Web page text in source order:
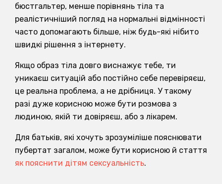
бюстгальтер, менше порівнянь тіла та
реалістичніший погляд на нормальні відмінності
часто допомагають більше, ніж будь-які нібито
швидкі рішення з інтернету.
Якщо образ тіла довго виснажує тебе, ти
уникаєш ситуацій або постійно себе перевіряєш,
це реальна проблема, а не дрібниця. У такому
разі дуже корисною може бути розмова з
людиною, якій ти довіряєш, або з лікарем.
Для батьків, які хочуть зрозуміліше пояснювати
пубертат загалом, може бути корисною й стаття
як пояснити дітям сексуальність.